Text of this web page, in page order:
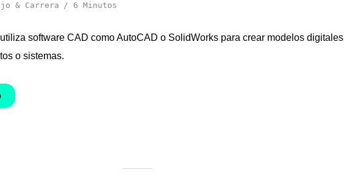
& Carrera 6 Minutos
software CAD como AutoCAD o SolidWorks para crear modelos digitales
o sistemas.